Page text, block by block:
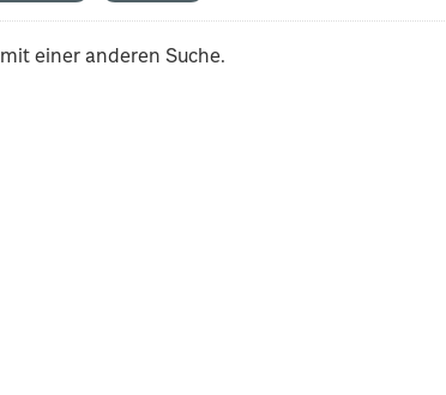
einer anderen Suche.